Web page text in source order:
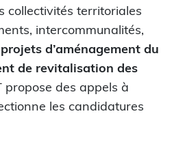
collectivités territoriales
intercommunalités,
projets d’aménagement du
de revitalisation des
propose des appels à
les candidatures